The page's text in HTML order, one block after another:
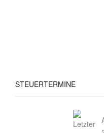
STEUERTERMINE